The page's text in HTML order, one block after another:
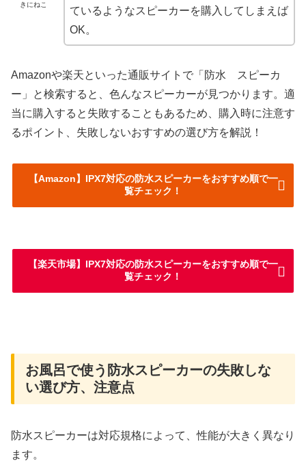
きにねこ
ているようなスピーカーを購入してしまえば
OK。
Amazonや楽天といった通販サイトで「防水 スピーカ
ー」と検索すると、色んなスピーカーが見つかります。適
当に購入すると失敗することもあるため、購入時に注意す
るポイント、失敗しないおすすめの選び方を解説！
【Amazon】IPX7対応の防水スピーカーをおすすめ順で一
覧チェック！
【楽天市場】IPX7対応の防水スピーカーをおすすめ順で一
覧チェック！
お風呂で使う防水スピーカーの失敗しな
い選び方、注意点
防水スピーカーは対応規格によって、性能が大きく異なり
ます。